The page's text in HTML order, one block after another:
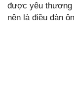
được yêu thương
nên là điều đàn